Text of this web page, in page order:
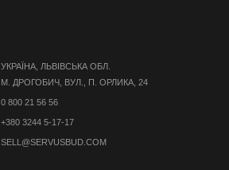
УКРАЇНА, ЛЬВІВСЬКА ОБЛ.
М. ДРОГОБИЧ, ВУЛ., П. ОРЛИКА, 24
0 800 21 56 56
+380 3244 5-17-17
SELL@SERVUSBUD.COM